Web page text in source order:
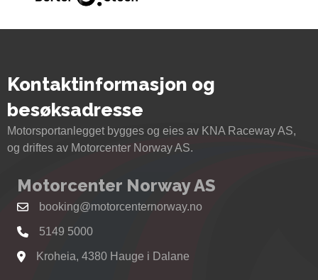
Kontaktinformasjon og
besøksadresse
Motorsportanlegget bygges og eies av KNA Raceway AS,
og driftes av Motorcenter Norway AS.
Motorcenter Norway AS
booking@motorcenternorway.no
5149 5000
Se kart til Motorcenter Norway i Sokndal
Kroheia, 4380 Hauge i Dalane